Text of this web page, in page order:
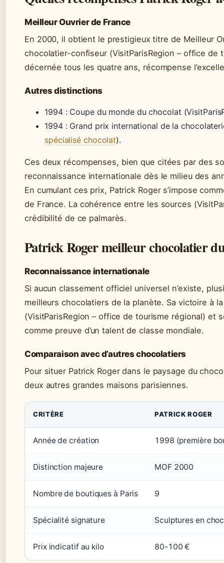
Meilleur Ouvrier de France
En 2000, il obtient le prestigieux titre de Meilleur
chocolatier-confiseur (VisitParisRegion – office
décernée tous les quatre ans, récompense
Autres distinctions
1994 : Coupe du monde du chocolat
1994 : Grand prix international de la
spécialisé chocolat).
Ces deux récompenses, bien que citées par des
reconnaissance internationale dès le milieu des
En cumulant ces prix, Patrick Roger s’impose
de France. La cohérence entre les sources
crédibilité de ce palmarès.
Patrick Roger meilleur chocolatier
Reconnaissance internationale
Si aucun classement officiel universel n’existe,
meilleurs chocolatiers de la planète. Sa victoire à
(VisitParisRegion – office de tourisme régional) et
comme preuve d’un talent de classe mondiale.
Comparaison avec d’autres chocolatiers
Pour situer Patrick Roger dans le paysage du
deux autres grandes maisons parisiennes.
CRITÈRE PATRICK ROGER
Année de création 1998 (première
Distinction majeure MOF 2000
Nombre de boutiques à Paris 9
Spécialité signature Sculptures en
Prix indicatif au kilo 80-100 €